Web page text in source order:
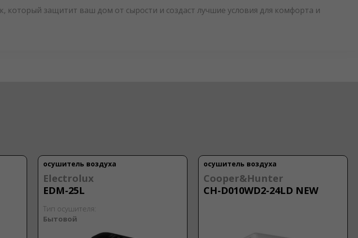
защитит ваш дом от сырости и создаст лучшие условия для комфорта и
осушитель воздуха
Electrolux
EDМ-25L
Тип осушителя:
Бытовой
осушитель воздуха
Cooper&Hunter
CH-D010WD2-24LD NEW